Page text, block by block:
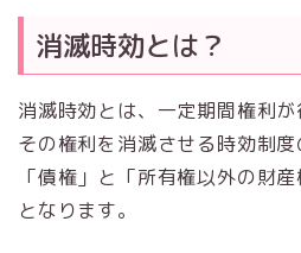
消滅時効とは？
消滅時効とは、一定期間権利が
その権利を消滅させる時効制度
「債権」と「所有権以外の財
となります。